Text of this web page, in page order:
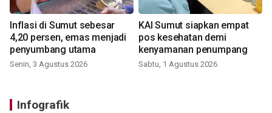
Inflasi di Sumut sebesar
4,20 persen, emas menjadi
penyumbang utama
Senin, 3 Agustus 2026
KAI Sumut siapkan empat
pos kesehatan demi
kenyamanan penumpang
Sabtu, 1 Agustus 2026
Infografik